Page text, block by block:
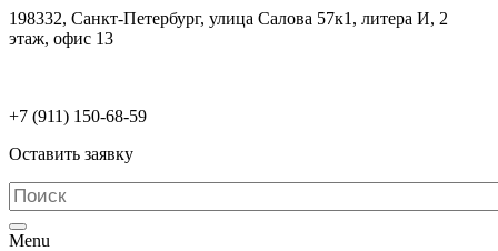
198332, Санкт-Петербург, улица Салова 57к1, литера И, 2
этаж, офис 13
+7 (911) 150-68-59
Оставить заявку
Menu